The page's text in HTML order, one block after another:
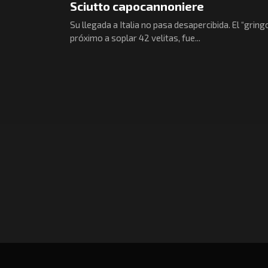
Sciutto capocannoniere
Su llegada a Italia no pasa desapercibida. El
próximo a soplar 42 velitas, fue...